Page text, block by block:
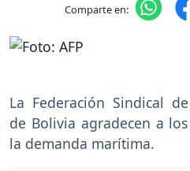
Comparte en:
La Federación Sindical
de Bolivia agradecen a
la demanda marítima.